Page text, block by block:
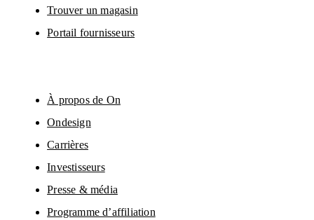
Trouver un magasin
Portail fournisseurs
À propos de On
Ondesign
Carrières
Investisseurs
Presse & média
Programme d’affiliation